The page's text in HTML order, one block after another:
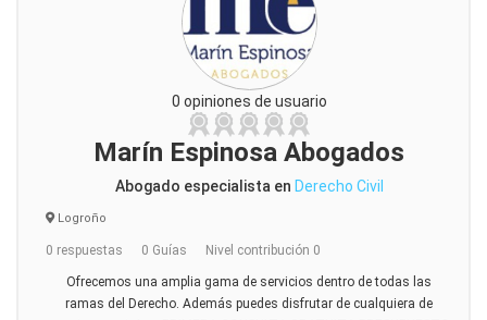
0 opiniones de usuario
Marín Espinosa Abogados
Abogado especialista en Derecho Civil
Logroño
0 respuestas 0 Guías Nivel contribución 0
Ofrecemos una amplia gama de servicios dentro de todas las
ramas del Derecho. Además puedes disfrutar de cualquiera de